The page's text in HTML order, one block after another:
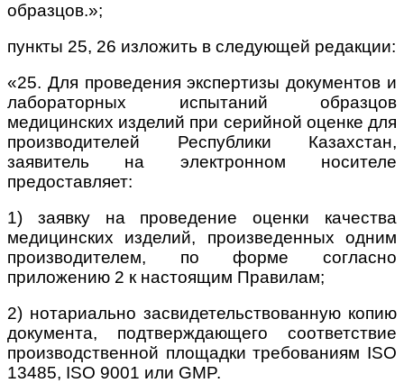
образцов.»;
пункты 25, 26 изложить в следующей редакции:
«25. Для проведения экспертизы документов и
лабораторных испытаний образцов
медицинских изделий при серийной оценке для
производителей Республики Казахстан,
заявитель на электронном носителе
предоставляет:
1) заявку на проведение оценки качества
медицинских изделий, произведенных одним
производителем, по форме согласно
приложению 2 к настоящим Правилам;
2) нотариально засвидетельствованную копию
документа, подтверждающего соответствие
производственной площадки требованиям ISO
13485, ISO 9001 или GMP.